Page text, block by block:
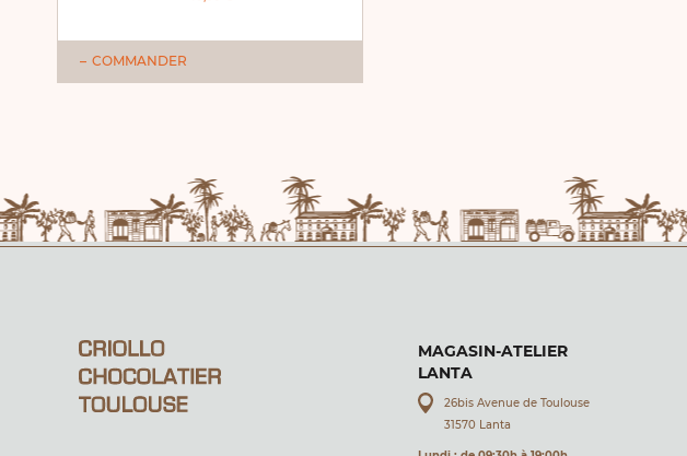
COMMANDER
MAGASIN-ATELIER
LANTA
26bis Avenue de Toulouse
31570 Lanta